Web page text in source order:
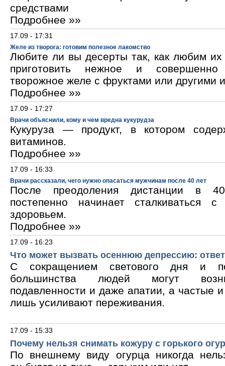
средствами
Подробнее »»
17.09 - 17:31
Желе из творога: готовим полезное лакомство
Любите ли вы десерты так, как любим
приготовить нежное и
творожное желе с фруктами или другими
Подробнее »»
17.09 - 17:27
Врачи объяснили, кому и чем вредна кукурудза
Кукуруза — продукт, в котором
витаминов.
Подробнее »»
17.09 - 16:33
Врачи рассказали, чего нужно опасаться мужчинам после 40 лет
После преодоления дистанции в
постепенно начинает сталкиваться
здоровьем.
Подробнее »»
17.09 - 16:23
Что может вызвать осеннюю депрессию:
С сокращением светового дня и
большинства людей могут
подавленности и даже апатии, а частые
лишь усиливают переживания.
17.09 - 15:33
Почему нельзя снимать кожуру с горького
По внешнему виду огурца никогда